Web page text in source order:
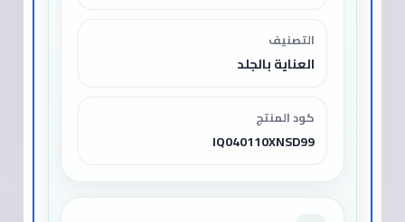
التصنيف
العناية بالجلد
كود المنتج
IQ040110XNSD99